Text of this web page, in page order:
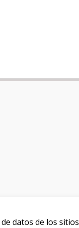
datos de los sitios